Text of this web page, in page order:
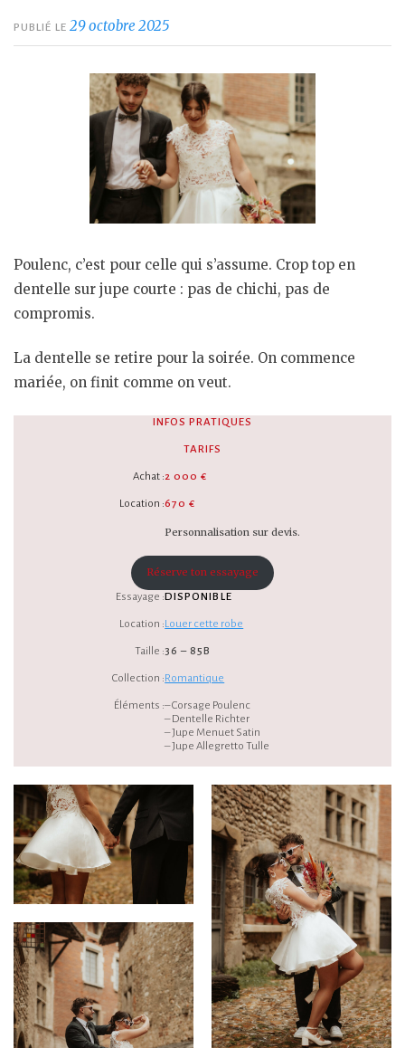
PUBLIÉ LE 29 octobre 2025
Poulenc, c’est pour celle qui s’assume. Crop top en
dentelle sur jupe courte : pas de chichi, pas de
compromis.
La dentelle se retire pour la soirée. On commence
mariée, on finit comme on veut.
INFOS PRATIQUES
TARIFS
Achat :
Location :
2 000 €
670 €
Personnalisation sur devis.
Réserve ton essayage
Essayage :
Location :
Taille :
Collection :
Éléments :
DISPONIBLE
Louer cette robe
36 – 85B
Romantique
– Corsage Poulenc
– Dentelle Richter
– Jupe Menuet Satin
– Jupe Allegretto Tulle